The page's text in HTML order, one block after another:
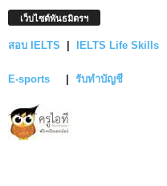
เว็บไซต์พันธมิตรฯ
สอบ IELTS IELTS Life Skills
E-sports รับทำบัญชี